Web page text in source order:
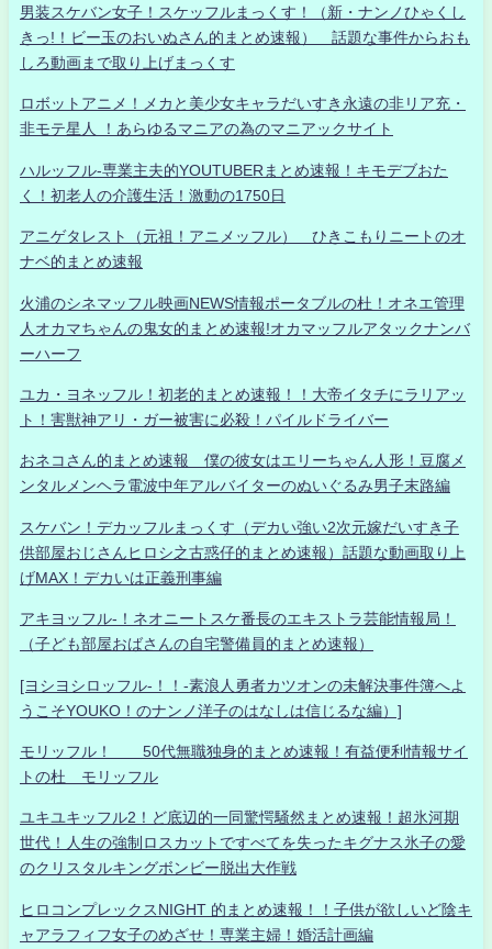
男装スケバン女子！スケッフルまっくす！（新・ナンノひゃくし
きっ!！ビー玉のおいぬさん的まとめ速報） 話題な事件からおも
しろ動画まで取り上げまっくす
ロボットアニメ！メカと美少女キャラだいすき永遠の非リア充・
非モテ星人 ！あらゆるマニアの為のマニアックサイト
ハルッフル-専業主夫的YOUTUBERまとめ速報！キモデブおた
く！初老人の介護生活！激動の1750日
アニゲタレスト（元祖！アニメッフル） ひきこもりニートのオ
ナベ的まとめ速報
火浦のシネマッフル映画NEWS情報ポータブルの杜！オネエ管理
人オカマちゃんの鬼女的まとめ速報!オカマッフルアタックナンバ
ーハーフ
ユカ・ヨネッフル！初老的まとめ速報！！大帝イタチにラリアッ
ト！害獣神アリ・ガー被害に必殺！パイルドライバー
おネコさん的まとめ速報 僕の彼女はエリーちゃん人形！豆腐メ
ンタルメンヘラ電波中年アルバイターのぬいぐるみ男子末路編
スケバン！デカッフルまっくす（デカい強い2次元嫁だいすき子
供部屋おじさんヒロシ之古惑仔的まとめ速報）話題な動画取り上
げMAX！デカいは正義刑事編
アキヨッフル-！ネオニートスケ番長のエキストラ芸能情報局！
（子ども部屋おばさんの自宅警備員的まとめ速報）
[ヨシヨシロッフル-！！-素浪人勇者カツオンの未解決事件簿へよ
うこそYOUKO！のナンノ洋子のはなしは信じるな編）]
モリッフル！ 50代無職独身的まとめ速報！有益便利情報サイ
トの杜 モリッフル
ユキユキッフル2！ど底辺的一同驚愕騒然まとめ速報！超氷河期
世代！人生の強制ロスカットですべてを失ったキグナス氷子の愛
のクリスタルキングボンビー脱出大作戦
ヒロコンプレックスNIGHT 的まとめ速報！！子供が欲しいど陰キ
ャアラフィフ女子のめざせ！専業主婦！婚活計画編